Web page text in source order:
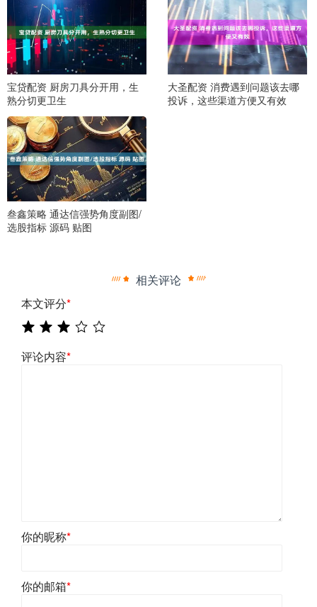
宝贷配资 厨房刀具分开用，生
熟分切更卫生
大圣配资 消费遇到问题该去哪
投诉，这些渠道方便又有效
叁鑫策略 通达信强势角度副图/
选股指标 源码 贴图
相关评论
本文评分*
评论内容*
你的昵称*
你的邮箱*